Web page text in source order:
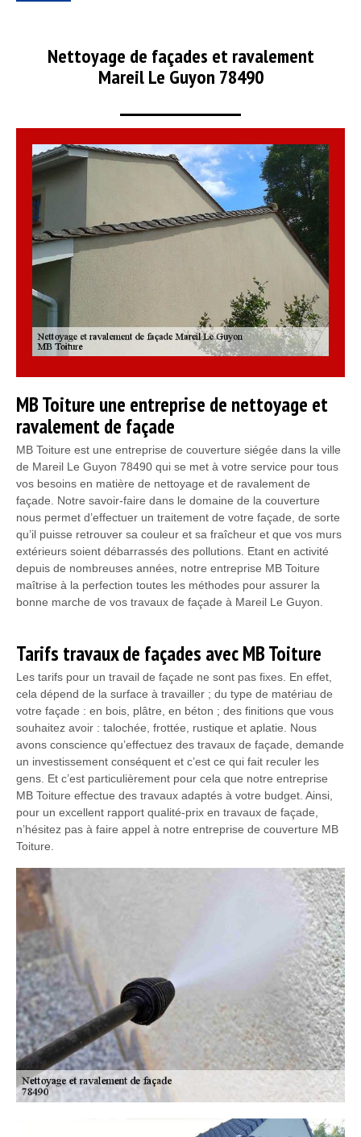
Nettoyage de façades et ravalement
Mareil Le Guyon 78490
MB Toiture une entreprise de nettoyage et
ravalement de façade
MB Toiture est une entreprise de couverture siégée dans la ville
de Mareil Le Guyon 78490 qui se met à votre service pour tous
vos besoins en matière de nettoyage et de ravalement de
façade. Notre savoir-faire dans le domaine de la couverture
nous permet d’effectuer un traitement de votre façade, de sorte
qu’il puisse retrouver sa couleur et sa fraîcheur et que vos murs
extérieurs soient débarrassés des pollutions. Etant en activité
depuis de nombreuses années, notre entreprise MB Toiture
maîtrise à la perfection toutes les méthodes pour assurer la
bonne marche de vos travaux de façade à Mareil Le Guyon.
Tarifs travaux de façades avec MB Toiture
Les tarifs pour un travail de façade ne sont pas fixes. En effet,
cela dépend de la surface à travailler ; du type de matériau de
votre façade : en bois, plâtre, en béton ; des finitions que vous
souhaitez avoir : talochée, frottée, rustique et aplatie. Nous
avons conscience qu’effectuez des travaux de façade, demande
un investissement conséquent et c’est ce qui fait reculer les
gens. Et c’est particulièrement pour cela que notre entreprise
MB Toiture effectue des travaux adaptés à votre budget. Ainsi,
pour un excellent rapport qualité-prix en travaux de façade,
n’hésitez pas à faire appel à notre entreprise de couverture MB
Toiture.